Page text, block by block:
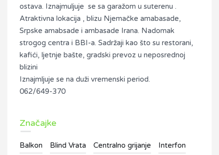
ostava. Iznajmuljuje se sa garažom u suterenu .
Atraktivna lokacija , blizu Njemačke amabasade,
Srpske amabsade i ambasade Irana. Nadomak
strogog centra i BBI-a. Sadržaji kao što su restorani,
kafići, ljetnje bašte, gradski prevoz u neposrednoj
blizini
Iznajmljuje se na duži vremenski period.
062/649-370
Značajke
Balkon Blind Vrata Centralno grijanje Interfon